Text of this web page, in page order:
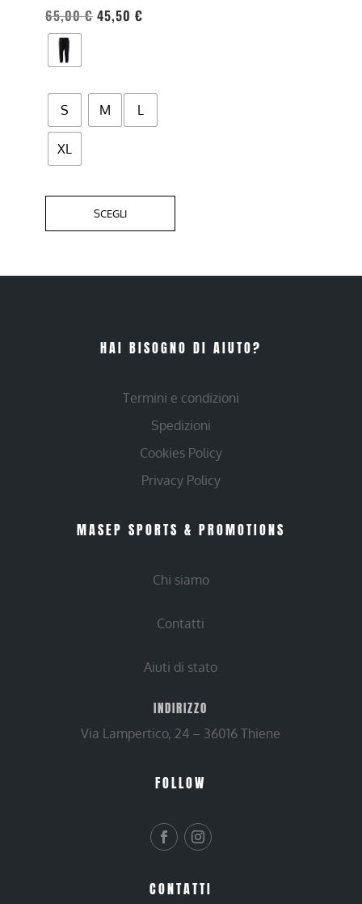
65,00€ 45,50 €
S M L
XL
SCEGLI
essere
scelte
nella
del
prodotto
HAI BISOGNO DI AIUTO?
Termini e condizioni
Spedizioni
Cookies Policy
Privacy Policy
MASEP SPORTS & PROMOTIONS
Chi siamo
Contatti
Aiuti di stato
INDIRIZZO
Via Lampertico, 24 – 36016 Thiene
FOLLOW
CONTATTI